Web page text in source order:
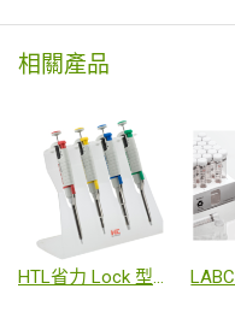
相關產品
HTL省⼒ Lock 型單爪/多爪微量分注器